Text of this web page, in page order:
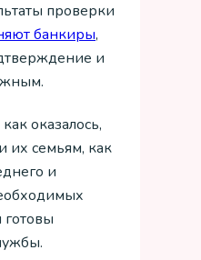
проверки
банкиры,
и
оказалось,
их семьям, как
и